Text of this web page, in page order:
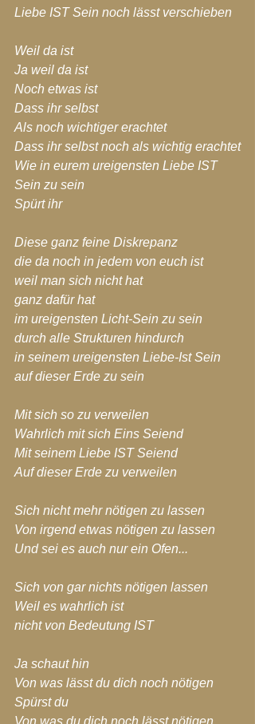
Liebe IST Sein noch lässt verschieben
Weil da ist
Ja weil da ist
Noch etwas ist
Dass ihr selbst
Als noch wichtiger erachtet
Dass ihr selbst noch als wichtig erachtet
Wie in eurem ureigensten Liebe IST
Sein zu sein
Spürt ihr
Diese ganz feine Diskrepanz
die da noch in jedem von euch ist
weil man sich nicht hat
ganz dafür hat
im ureigensten Licht-Sein zu sein
durch alle Strukturen hindurch
in seinem ureigensten Liebe-Ist Sein
auf dieser Erde zu sein
Mit sich so zu verweilen
Wahrlich mit sich Eins Seiend
Mit seinem Liebe IST Seiend
Auf dieser Erde zu verweilen
Sich nicht mehr nötigen zu lassen
Von irgend etwas nötigen zu lassen
Und sei es auch nur ein Ofen...
Sich von gar nichts nötigen lassen
Weil es wahrlich ist
nicht von Bedeutung IST
Ja schaut hin
Von was lässt du dich noch nötigen
Spürst du
Von was du dich noch lässt nötigen